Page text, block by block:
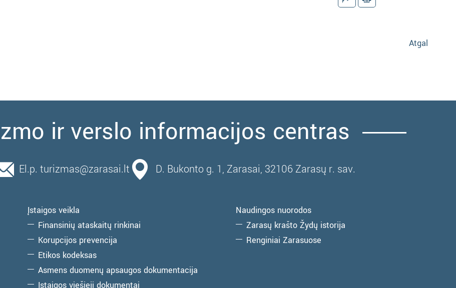
Atgal
ir verslo informacijos centras
El.p. turizmas@zarasai.lt D. Bukonto g. 1, Zarasai, 32106 Zarasų r. sav.
Įstaigos veikla
Finansinių ataskaitų rinkinai
Korupcijos prevencija
Etikos kodeksas
Asmens duomenų apsaugos dokumentacija
Įstaigos viešieji dokumentai
Naudingos nuorodos
Zarasų krašto Žydų istorija
Renginiai Zarasuose